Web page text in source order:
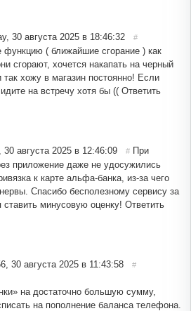
, 30 августа 2025 в 18:46:32 #
функцию ( ближайшие сгорание ) как
сгорают, хочется накапать на черный
так хожу в магазин постоянно! Если
на встречу хотя бы (( Ответить
30 августа 2025 в 12:46:09 # При
приложение даже не удосужились
к карте альфа-банка, из-за чего
Спасибо бесполезному сервису за
минусовую оценку! Ответить
30 августа 2025 в 11:43:58 #
на достаточно большую сумму,
на пополнение баланса телефона.